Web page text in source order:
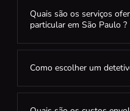
Quais são os serviços
particular em São Paulo ?
Como escolher um